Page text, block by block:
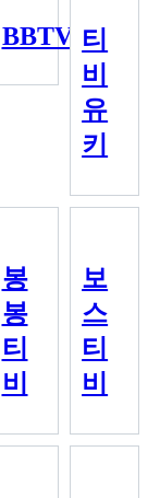
BBTV 티
비
유
키
봉
봉
티
비
보
스
티
비